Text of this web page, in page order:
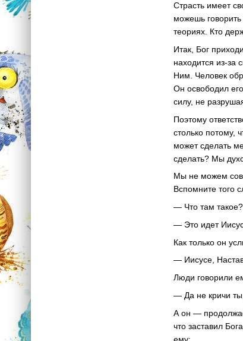
Страсть имеет
можешь говорить
теориях. Кто
Итак, Бог
находится из-за
Ним. Человек
Он освободил
силу, не
Поэтому
столько потому,
может сделать
сделать? Мы
Мы не можем
Вспомните того
— Что там такое?
— Это идет
Как только он
— Иисусе,
Люди говорили
— Да не кричи
А он —
что заставил
ему: